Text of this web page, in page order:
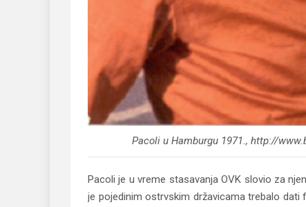
Pacoli u Hamburgu 1971., http://
Pacoli je u vreme stasavanja OVK slovio za
je pojedinim ostrvskim državicama trebalo dati